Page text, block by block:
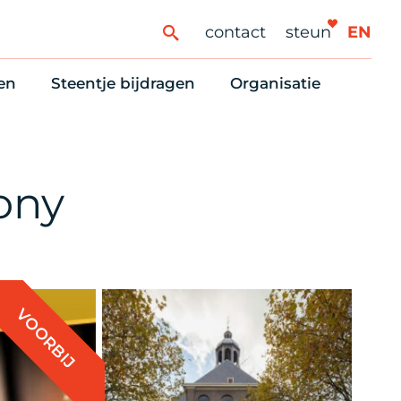
contact steun EN
en huurvragen
Steentje bijdragen
Vriendennieuws
Organisatie
VOORBIJ